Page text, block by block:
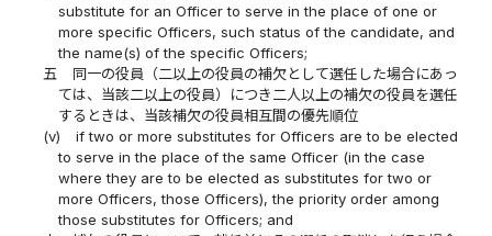
substitute for an Officer to serve in the place of one or
more specific Officers, such status of the candidate, and
the name(s) of the specific Officers;
五
同一の役員（二以上の役員の補欠として選任した場合にあっ
ては、当該二以上の役員）につき二人以上の補欠の役員を選任
するときは、当該補欠の役員相互間の優先順位
(v)
if two or more substitutes for Officers are to be elected
to serve in the place of the same Officer (in the case
where they are to be elected as substitutes for two or
more Officers, those Officers), the priority order among
those substitutes for Officers; and